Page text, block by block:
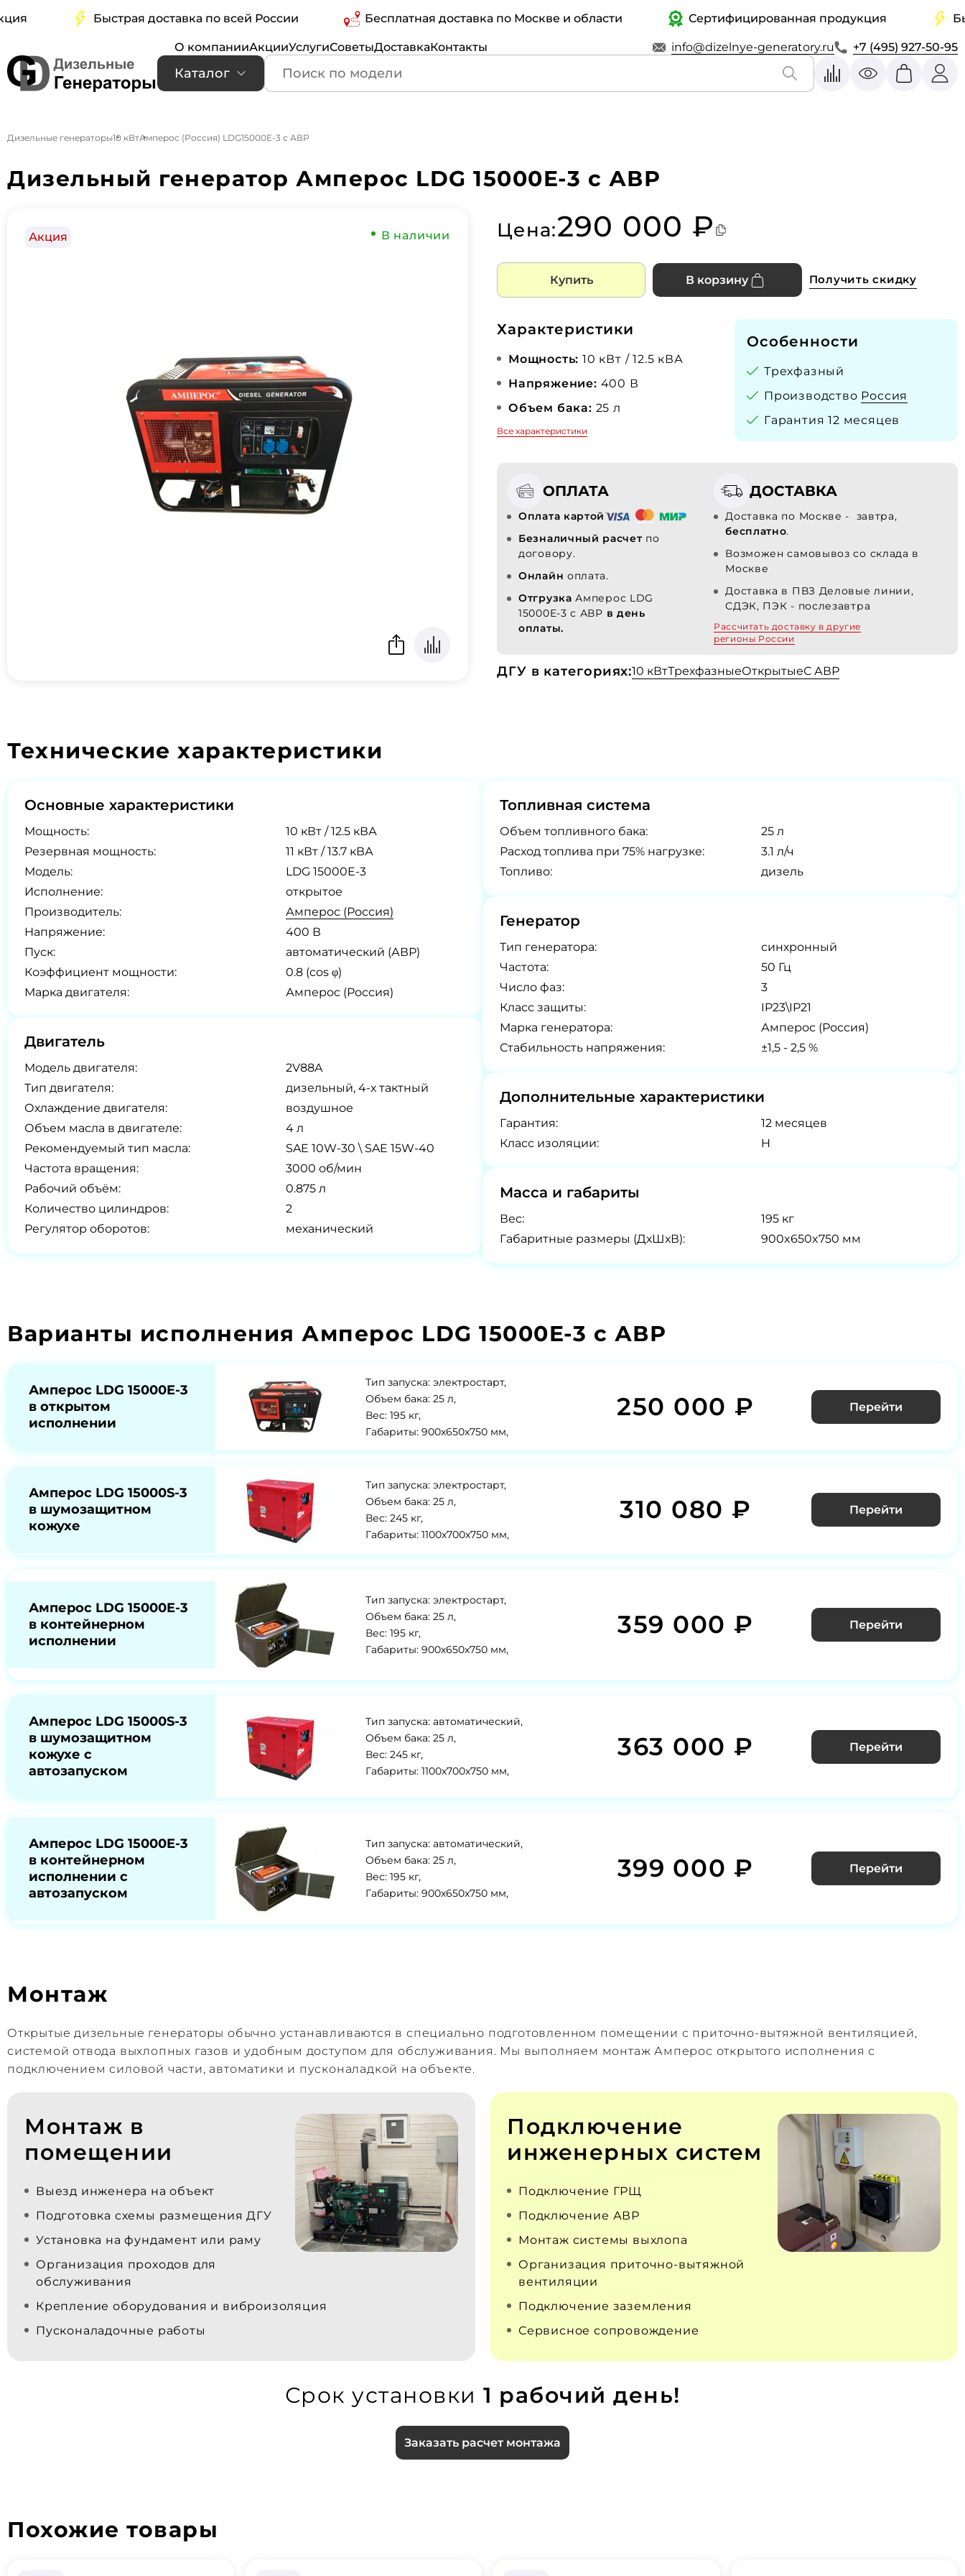
Быстрая доставка по всей России Бесплатная доставка по Москве и области Сертифицированная продукция
О компанииАкцииУслугиСоветыДоставкаКонтакты info@dizelnye-generatory.ru +7 (495) 927-50-95
Каталог
Дизельные генераторы10 кВтАмперос (Россия) LDG15000E-3 с АВР
Дизельный генератор Амперос LDG 15000E-3 с АВР
Акция В наличии Цена:290 000 ₽
Купить В корзину Получить скидку
Характеристики
Мощность: 10 кВт / 12.5 кВА
Напряжение: 400 В
Объем бака: 25 л
Все характеристики
Особенности
Трехфазный
Производство Россия
Гарантия 12 месяцев
ОПЛАТА
Оплата картой
Безналичный расчет по
договору.
Онлайн оплата.
Отгрузка Амперос LDG
15000E-3 с АВР в день
оплаты.
ДОСТАВКА
Доставка по Москве - завтра,
бесплатно.
Возможен самовывоз со склада в
Москве
Доставка в ПВЗ Деловые линии,
СДЭК, ПЭК - послезавтра
Рассчитать доставку в другие
регионы России
ДГУ в категориях:10 кВтТрехфазныеОткрытыеС АВР
Технические характеристики
Основные характеристики
Мощность:
10 кВт / 12.5 кВА
Резервная мощность:
11 кВт / 13.7 кВА
Модель:
LDG 15000E-3
Исполнение:
открытое
Производитель:
Амперос (Россия)
Напряжение:
400 В
Пуск:
автоматический (АВР)
Коэффициент мощности:
0.8 (cos φ)
Марка двигателя:
Амперос (Россия)
Двигатель
Модель двигателя:
2V88A
Тип двигателя:
дизельный, 4-х тактный
Охлаждение двигателя:
воздушное
Объем масла в двигателе:
4 л
Рекомендуемый тип масла:
SAE 10W-30 \ SAE 15W-40
Частота вращения:
3000 об/мин
Рабочий объём:
0.875 л
Количество цилиндров:
2
Регулятор оборотов:
механический
Топливная система
Объем топливного бака:
25 л
Расход топлива при 75% нагрузке:
3.1 л/ч
Топливо:
дизель
Генератор
Tип генератора:
синхронный
Частота:
50 Гц
Число фаз:
3
Класс защиты:
IP23\IP21
Марка генератора:
Амперос (Россия)
Стабильность напряжения:
±1,5 - 2,5 %
Дополнительные характеристики
Гарантия:
12 месяцев
Класс изоляции:
H
Масса и габариты
Вес:
195 кг
Габаритные размеры (ДхШхВ):
900x650x750 мм
Варианты исполнения Амперос LDG 15000E-3 с АВР
Амперос LDG 15000E-3
в открытом
исполнении
Тип запуска: электростарт,
Объем бака: 25 л,
Вес: 195 кг,
Габариты: 900x650x750 мм,
250 000 ₽ Перейти
Амперос LDG 15000S-3
в шумозащитном
кожухе
Тип запуска: электростарт,
Объем бака: 25 л,
Вес: 245 кг,
Габариты: 1100x700x750 мм,
310 080 ₽ Перейти
Амперос LDG 15000E-3
в контейнерном
исполнении
Тип запуска: электростарт,
Объем бака: 25 л,
Вес: 195 кг,
Габариты: 900x650x750 мм,
359 000 ₽ Перейти
Амперос LDG 15000S-3
в шумозащитном
кожухе с
автозапуском
Тип запуска: автоматический,
Объем бака: 25 л,
Вес: 245 кг,
Габариты: 1100x700x750 мм,
363 000 ₽ Перейти
Амперос LDG 15000E-3
в контейнерном
исполнении с
автозапуском
Тип запуска: автоматический,
Объем бака: 25 л,
Вес: 195 кг,
Габариты: 900x650x750 мм,
399 000 ₽ Перейти
Монтаж
Открытые дизельные генераторы обычно устанавливаются в специально подготовленном помещении с приточно‑вытяжной вентиляцией,
системой отвода выхлопных газов и удобным доступом для обслуживания. Мы выполняем монтаж Амперос открытого исполнения с
подключением силовой части, автоматики и пусконаладкой на объекте.
Монтаж в
помещении
Выезд инженера на объект
Подготовка схемы размещения ДГУ
Установка на фундамент или раму
Организация проходов для
обслуживания
Крепление оборудования и виброизоляция
Пусконаладочные работы
Подключение
инженерных систем
Подключение ГРЩ
Подключение АВР
Монтаж системы выхлопа
Организация приточно‑вытяжной
вентиляции
Подключение заземления
Сервисное сопровождение
Срок установки 1 рабочий день!
Заказать расчет монтажа
Похожие товары